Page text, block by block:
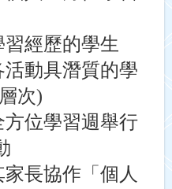
經歷的學生
動具潛質的學
次)
位學習週舉行
長協作「個人